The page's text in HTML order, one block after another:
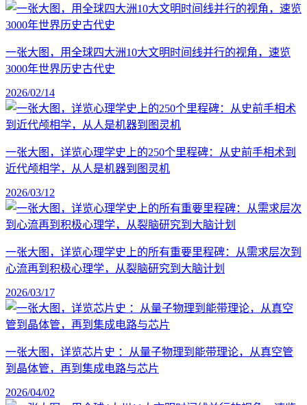
一张大图，用全球四大洲10大文明时间线并行的视角，速览
3000年世界历史古代史
2026/02/14
一张大图，详览心理学史上的250个里程碑：从史前手相术到
近代颅相学，从人是机器到图灵机
2026/03/12
一张大图，详览心理学史上的所有重要里程碑：从需求层次到
心流再到积极心理学，从裂脑研究到大脑计划
2026/03/17
一张大图，详览芯片史 ：从量子物理到能带理论，从真空管
到晶体管，再到集成电路与芯片
2026/04/02